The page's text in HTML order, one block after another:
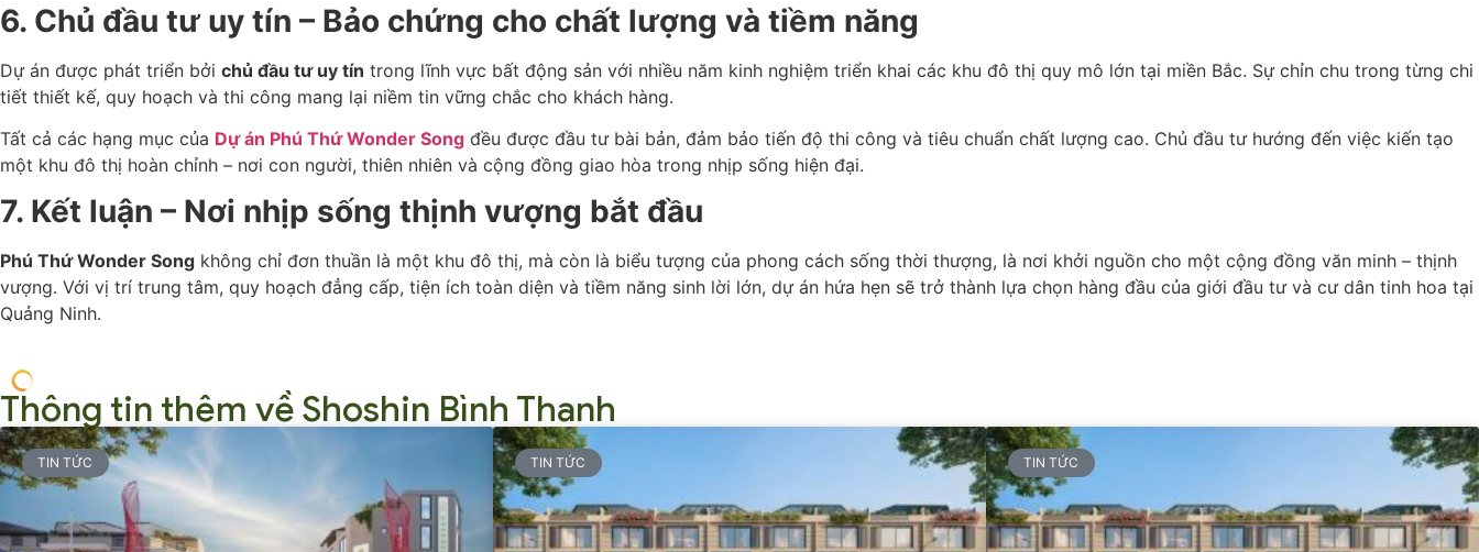
6. Chủ đầu tư uy tín – Bảo chứng cho chất lượng và tiềm năng
Dự án được phát triển bởi chủ đầu tư uy tín trong lĩnh vực bất động sản với nhiều năm kinh nghiệm triển khai các khu đô thị quy mô lớn tại miền Bắc. Sự chỉn chu trong từng chi
tiết thiết kế, quy hoạch và thi công mang lại niềm tin vững chắc cho khách hàng.
Tất cả các hạng mục của Dự án Phú Thứ Wonder Song đều được đầu tư bài bản, đảm bảo tiến độ thi công và tiêu chuẩn chất lượng cao. Chủ đầu tư hướng đến việc kiến tạo
một khu đô thị hoàn chỉnh – nơi con người, thiên nhiên và cộng đồng giao hòa trong nhịp sống hiện đại.
7. Kết luận – Nơi nhịp sống thịnh vượng bắt đầu
Phú Thứ Wonder Song không chỉ đơn thuần là một khu đô thị, mà còn là biểu tượng của phong cách sống thời thượng, là nơi khởi nguồn cho một cộng đồng văn minh – thịnh
vượng. Với vị trí trung tâm, quy hoạch đẳng cấp, tiện ích toàn diện và tiềm năng sinh lời lớn, dự án hứa hẹn sẽ trở thành lựa chọn hàng đầu của giới đầu tư và cư dân tinh hoa tại
Quảng Ninh.
Thông tin thêm về Shoshin Bình Thanh
TIN TỨC TIN TỨC TIN TỨC